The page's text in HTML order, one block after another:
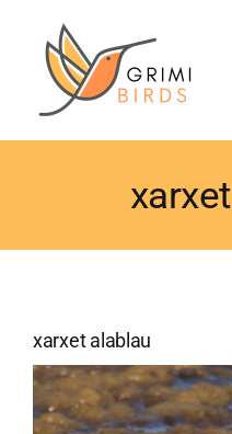
contenido
xarxet alablau